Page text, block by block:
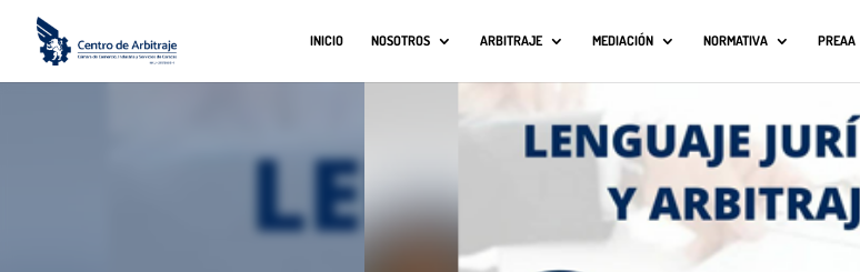
INICIO NOSOTROS ARBITRAJE MEDIACIÓN NORMATIVA PREAA